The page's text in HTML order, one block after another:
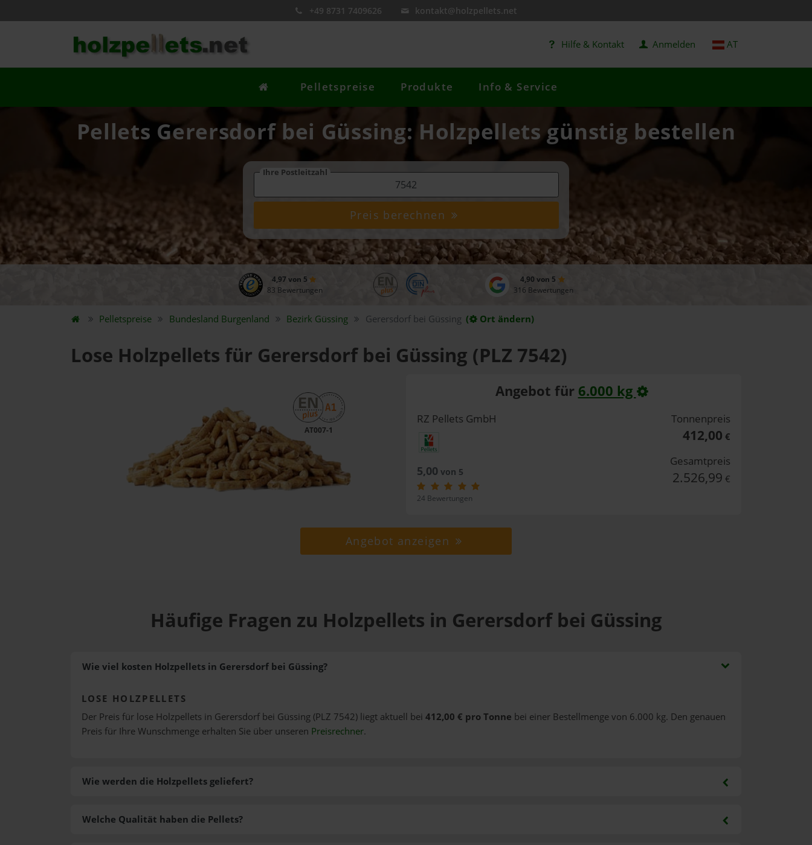
+49 8731 7409626 kontakt@holzpellets.net
Hilfe & Kontakt Anmelden AT
Pelletspreise Produkte Info & Service
Pellets Gerersdorf bei Güssing: Holzpellets günstig bestellen
Ihre Postleitzahl
Preis berechnen
4,97 von 5
83 Bewertungen
4,90 von 5
316 Bewertungen
Pelletspreise Bundesland Burgenland Bezirk Güssing Gerersdorf bei Güssing ( Ort ändern)
Lose Holzpellets für Gerersdorf bei Güssing (PLZ 7542)
AT007-1
Angebot für 6.000 kg
RZ Pellets GmbH
5,00 von 5
24 Bewertungen
Tonnenpreis
412,00 €
Gesamtpreis
2.526,99 €
Angebot anzeigen
Häufige Fragen zu Holzpellets in Gerersdorf bei Güssing
Wie viel kosten Holzpellets in Gerersdorf bei Güssing?
LOSE HOLZPELLETS
Der Preis für lose Holzpellets in Gerersdorf bei Güssing (PLZ 7542) liegt aktuell bei 412,00 € pro Tonne bei einer Bestellmenge von 6.000 kg. Den genauen
Preis für Ihre Wunschmenge erhalten Sie über unseren Preisrechner.
Wie werden die Holzpellets geliefert?
Welche Qualität haben die Pellets?